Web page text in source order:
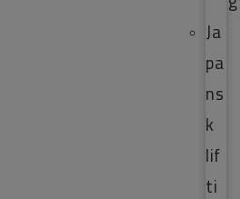
Ja
pa
ns
k
lif
ti